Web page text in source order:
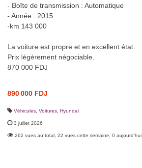
- Boîte de transmission : Automatique
- Année : 2015
-km 143 000
La voiture est propre et en excellent état.
Prix légèrement négociable.
870 000 FDJ
890 000 FDJ
Véhicules Voitures Hyundai
3 juillet 2026
262 vues au total, 22 vues cette semaine, 0 aujourd'hui